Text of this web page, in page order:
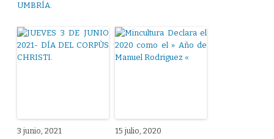
UMBRÍA.
3 junio, 2021
15 julio, 2020